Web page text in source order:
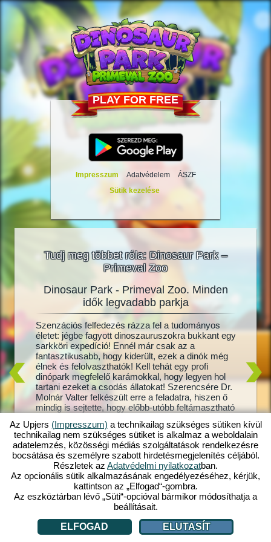
PLAY FOR FREE
Impresszum Adatvédelem
ÁSZF
Sütik kezelése
Tudj meg többet róla: Dinosaur Park –
Primeval Zoo
vársz
Dinosaur Park - Primeval Zoo. Minden
idők legvadabb parkja
Szenzációs felfedezés rázza fel a tudományos
életet: jégbe fagyott dinoszauruszokra bukkant egy
sarkköri expedíció! Ennél már csak az a
fantasztikusabb, hogy kiderült, ezek a dinók még
élnek és felolvaszthatók! Kell tehát egy profi
dinópark megfelelő karámokkal, hogy legyen hol
tartani ezeket a csodás állatokat! Szerencsére Dr.
Molnár Valter felkészült erre a feladatra, hiszen ő
mindig is sejtette, hogy előbb-utóbb feltámasztható
azt is sikerül kiderítenie, hogy mi történt a
feleségével, akinek nyoma veszett egy
expedíción? Járj utána magad, nyisd meg máris a
saját prehisztorikus dinóparkodat a Dinosaur Park
– Primeval Zoo játékban!
Mi a
álma?
feladat
viseld,
Ha még
te
Az Upjers (Impresszum) a technikailag szükséges sütiken kívül
technikailag nem szükséges sütiket is alkalmaz a weboldalain
adatelemzés, közösségi médiás szolgáltatások rendelkezésre
bocsátása és személyre szabott hirdetésmegjelenítés céljából.
Részletek az Adatvédelmi nyilatkozatban.
Az opcionális sütik alkalmazásának engedélyezéséhez, kérjük,
kattintson az „Elfogad“-gombra.
Az eszköztárban lévő „Süti“-opcióval bármikor módosíthatja a
beállításait.
ELFOGAD
ELUTASÍT